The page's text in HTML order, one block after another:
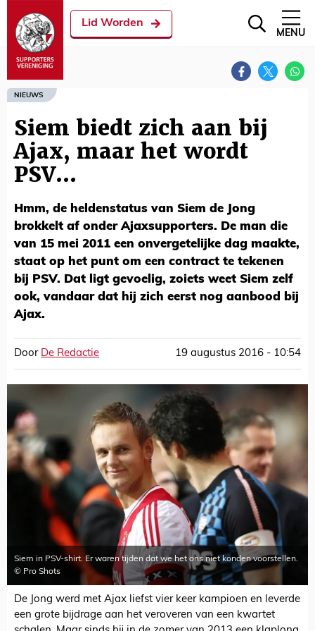
Lid Worden
MENU
NIEUWS
Siem biedt zich aan bij
Ajax, maar het wordt
PSV...
Hmm, de heldenstatus van Siem de Jong
brokkelt af onder Ajaxsupporters. De man die
van 15 mei 2011 een onvergetelijke dag maakte,
staat op het punt om een contract te tekenen
bij PSV. Dat ligt gevoelig, zoiets weet Siem zelf
ook, vandaar dat hij zich eerst nog aanbood bij
Ajax.
Door De Redactie 19 augustus 2016 - 10:54
Siem in PSV-shirt. Er waren tijden dat we het ons niet konden voorstellen.
© Pro Shots
De Jong werd met Ajax liefst vier keer kampioen en leverde
een grote bijdrage aan het veroveren van een kwartet